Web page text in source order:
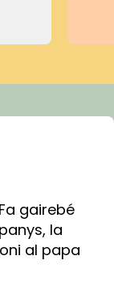
gairebé
la
al papa